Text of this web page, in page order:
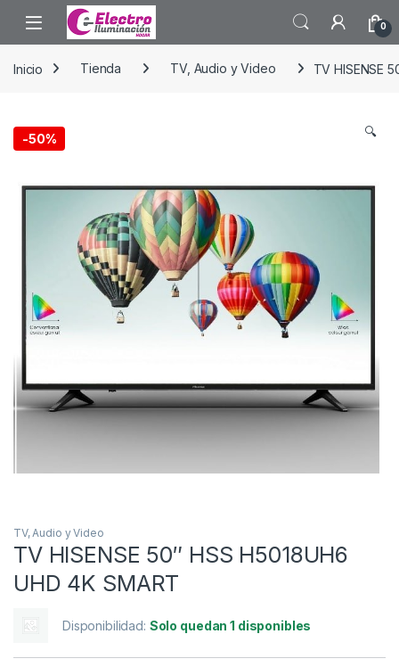
Saltar a la navegación
Saltar al contenido
0
Inicio Tienda TV, Audio y Video TV HISENSE
-50% 🔍
TV, Audio y Video
TV HISENSE 50″ HSS H5018UH6
UHD 4K SMART
Disponibilidad: Solo quedan 1 disponibles